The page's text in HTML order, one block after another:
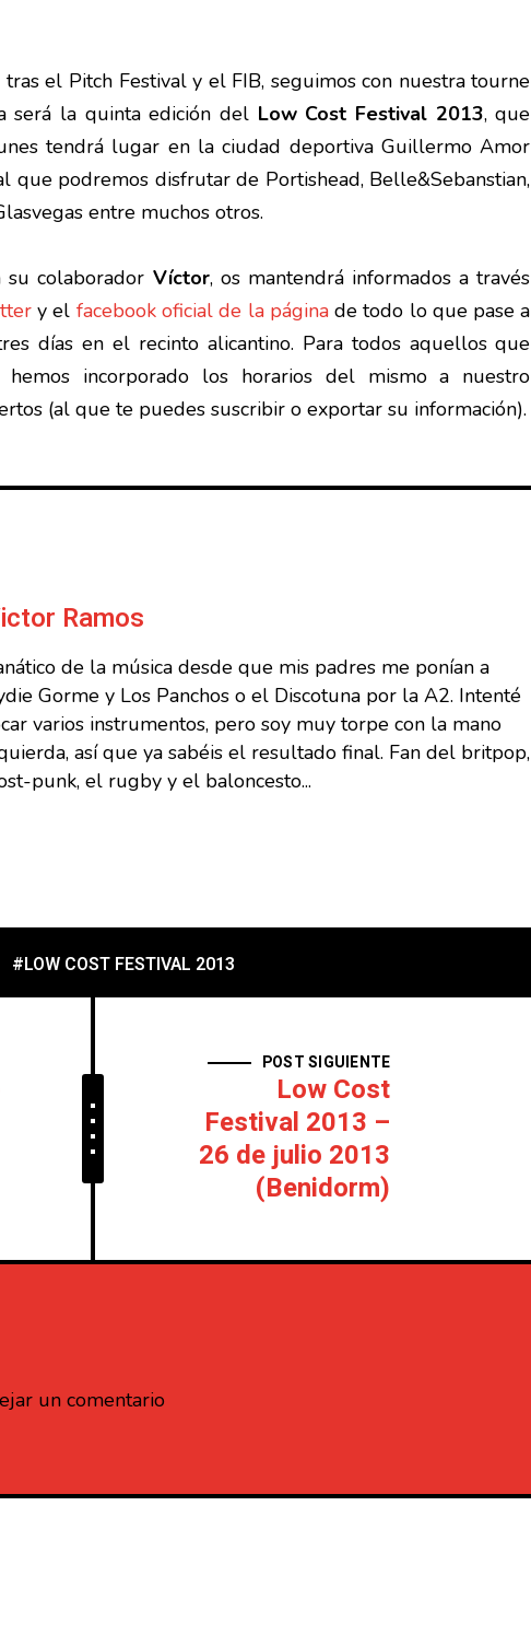
tras el Pitch Festival y el FIB, seguimos con nuestra tourne
será la quinta edición del Low Cost Festival 2013, que
tendrá lugar en la ciudad deportiva Guillermo Amor
que podremos disfrutar de Portishead, Belle&Sebanstian,
entre muchos otros.
su colaborador Víctor, os mantendrá informados a través
y el facebook oficial de la páginade todo lo que pase a
días en el recinto alicantino. Para todos aquellos que
incorporado los horarios del mismo a nuestro
(al que te puedes suscribir o exportar su información).
Ramos
de la música desde que mis padres me ponían a
Gorme y Los Panchos o el Discotuna por la A2. Intenté
varios instrumentos, pero soy muy torpe con la mano
así que ya sabéis el resultado final. Fan del britpop,
punk, el rugby y el baloncesto...
#LOW COST FESTIVAL 2013
POST SIGUIENTE
Low Cost
Festival 2013 –
26 de julio 2013
(Benidorm)
un comentario